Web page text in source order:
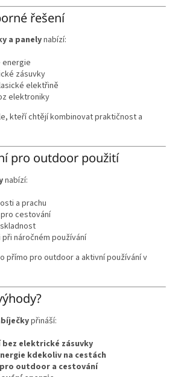
řešení
a panelynabízí:
zásuvky
elektřině
elektroniky
kteří chtějí kombinovat praktičnost a
pro outdoor použití
nabízí:
a prachu
cestování
náročném používání
přímo pro outdoor a aktivní používání v
přináší:
elektrické zásuvky
kdekoliv na cestách
outdoor a cestování